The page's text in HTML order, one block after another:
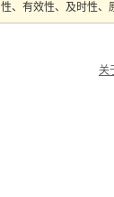
性、有效性、及时性、
关